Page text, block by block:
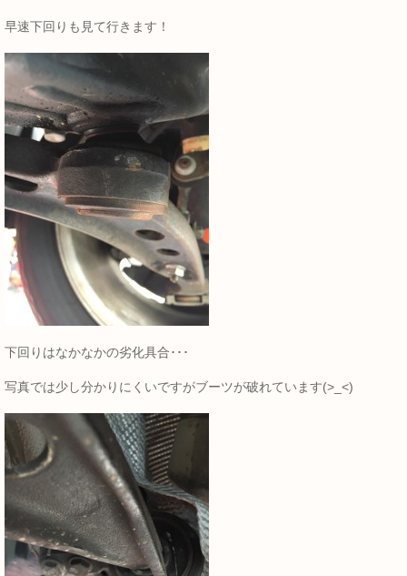
早速下回りも見て行きます！
下回りはなかなかの劣化具合･･･
写真では少し分かりにくいですがブーツが破れています(>_<)